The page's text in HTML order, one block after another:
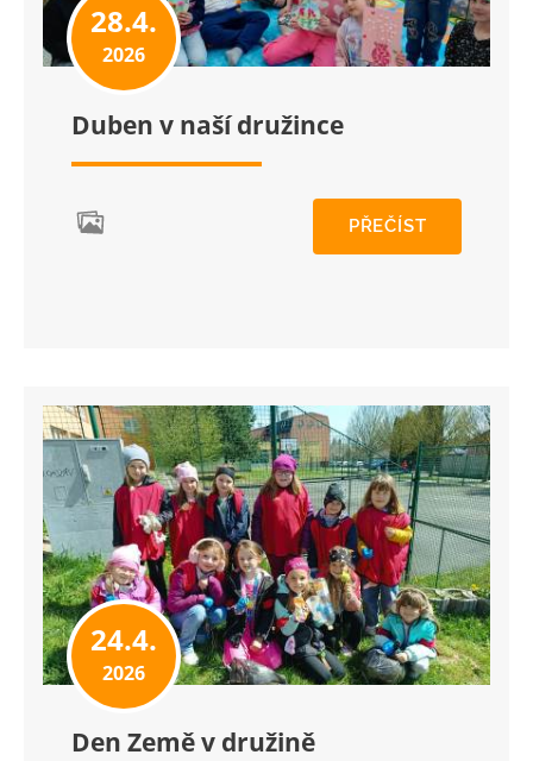
28.4.
2026
Duben v naší družince
PŘEČÍST
24.4.
2026
Den Země v družině